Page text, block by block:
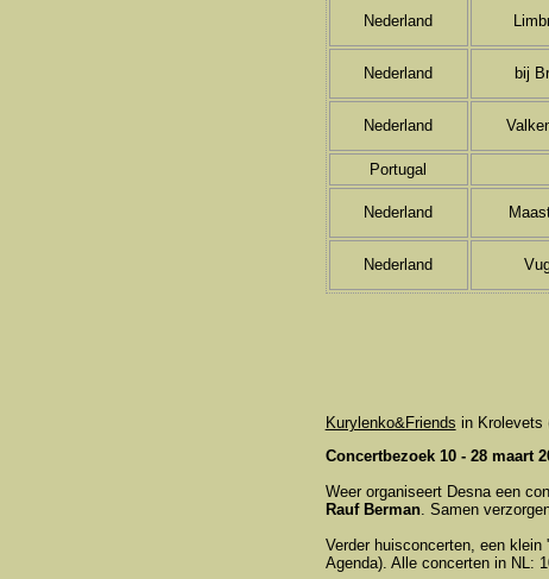
Nederland
Nederland bij
Nederland
Portugal
Nederland
Nederland
Kurylenko&Friends in Krolevets
Concertbezoek 10 - 28 maart
Weer organiseert Desna een
Rauf Berman. Samen
Verder huisconcerten, een
Agenda). Alle concerten in NL: